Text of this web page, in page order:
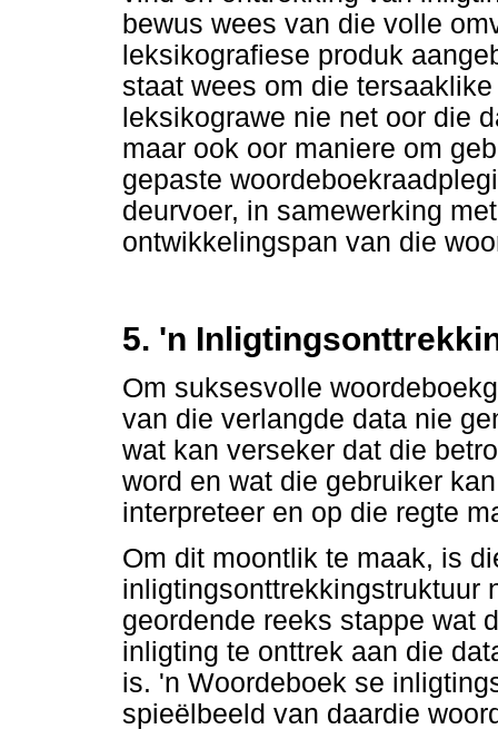
bewus wees van die volle
leksikografiese produk
staat wees om die
leksikograwe nie net oor die
maar ook oor maniere om
gepaste
deurvoer, in samewerking
ontwikkelingspan van die
5. 'n
Om suksesvolle
van die verlangde data nie
wat kan verseker dat die
word en wat die gebruiker
interpreteer en op die regte
Om dit moontlik te maak, is
inligtingsonttrekkingstruktuur
geordende reeks stappe wat
inligting te onttrek aan die
is. 'n Woordeboek se
spieëlbeeld van daardie